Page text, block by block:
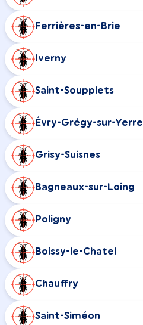
Ferrières-en-Brie
Iverny
Saint-Soupplets
Évry-Grégy-sur-Yerre
Grisy-Suisnes
Bagneaux-sur-Loing
Poligny
Boissy-le-Chatel
Chauffry
Saint-Siméon